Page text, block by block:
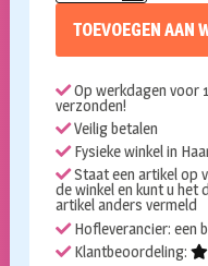
aantal
TOEVOEGEN AAN
Op werkdagen voor
verzonden!
Veilig betalen
Fysieke winkel in
Staat een artikel op
de winkel en kunt u het
artikel anders vermeld
Hofleverancier: een
Klantbeoordeling: